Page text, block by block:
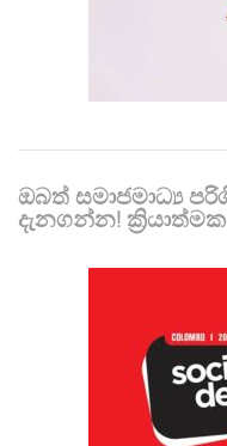
ඔබත් සමාජමාධ්‍ය
දැනගන්න!